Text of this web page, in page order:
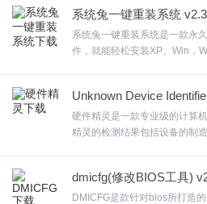
1.确定PC中最强大的组件。
2.图像效果测试：电脑的图像浏览、
性能的因素，通过分析，可以查看系统
形成对比，查看自己需要提升的方案。
4.将您的组件与当前的市场领导者进行
UserBenchmark使用说明
和所有其他类型的存储介质中
软件园下载体验。
系统兔一键重装系统
系统兔一键重装系统是一款永
件，就能轻松安装XP、Win，
想的理念，打造成出一键式装
众软件园下载体验。
硬件精灵是一款专业级的计算
精灵的检测结果包括设备的制
精灵还可以用于辨识识别设备
号，欢迎来合众软件园下载体
DMICFG是款针对bios所打造